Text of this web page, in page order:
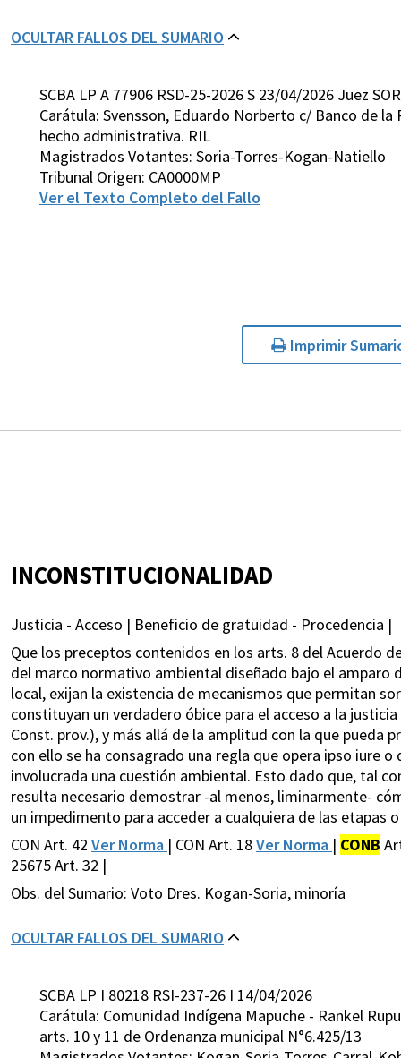
OCULTAR FALLOS DEL SUMARIO
SCBA LP A 77906 RSD-25-2026 S 23/04/2026 Juez
Carátula: Svensson, Eduardo Norberto c/ Banco de
hecho administrativa. RIL
Magistrados Votantes: Soria-Torres-Kogan-Natiello
Tribunal Origen: CA0000MP
Ver el Texto Completo del Fallo
Imprimir
INCONSTITUCIONALIDAD
Justicia - Acceso | Beneficio de gratuidad - Procedencia |
Que los preceptos contenidos en los arts. 8 del Acuerdo
del marco normativo ambiental diseñado bajo el amparo
local, exijan la existencia de mecanismos que permitan
constituyan un verdadero óbice para el acceso a la
Const. prov.), y más allá de la amplitud con la que pueda
con ello se ha consagrado una regla que opera ipso iure
involucrada una cuestión ambiental. Esto dado que, tal
resulta necesario demostrar -al menos, liminarmente-
un impedimento para acceder a cualquiera de las
CON Art. 42 Ver Norma | CON Art. 18Ver Norma | CONB
25675 Art. 32 |
Obs. del Sumario: Voto Dres. Kogan-Soria, minoría
OCULTAR FALLOS DEL SUMARIO
SCBA LP I 80218 RSI-237-26 I 14/04/2026
Carátula: Comunidad Indígena Mapuche - Rankel
arts. 10 y 11 de Ordenanza municipal N°6.425/13